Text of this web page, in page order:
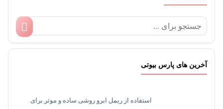
آخرین های پارس بیوتی
استفاده از ریمل ابرو روشی ساده و موثر برای